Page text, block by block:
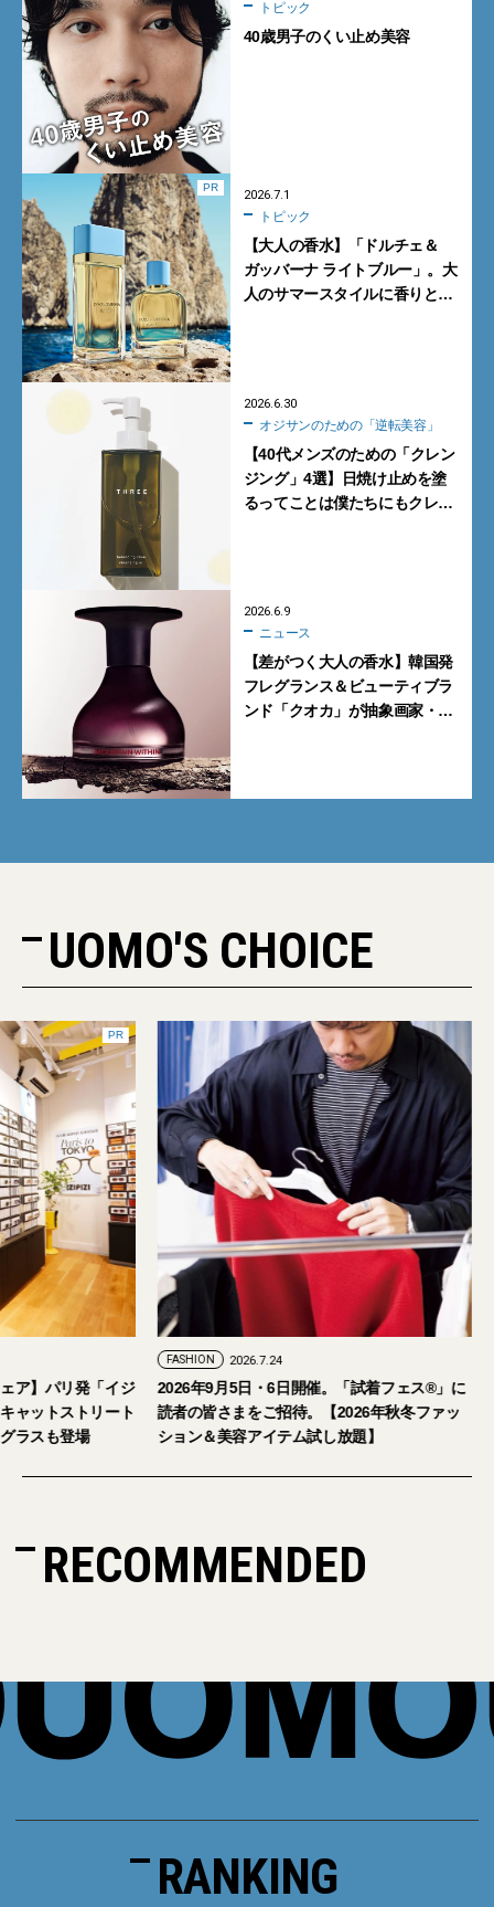
トピック
40歳男子のくい止め美容
PR
2026.7.1
トピック
【大人の香水】「ドルチェ＆
ガッバーナ ライトブルー」。大
人のサマースタイルに香りとい
2026.6.30
オジサンのための「逆転美容」
【40代メンズのための「クレン
ジング」4選】日焼け止めを塗
るってことは僕たちにもクレン
2026.6.9
ニュース
【差がつく大人の香水】韓国発
フレグランス＆ビューティブラ
ンド「クオカ」が抽象画家・劉
UOMO'S CHOICE
PR
ア】パリ発「イジ
ャットストリート
ラスも登場
FASHION 2026.7.24
2026年9月5日・6日開催。「試着フェス®︎」に
読者の皆さまをご招待。【2026年秋冬ファッ
ション＆美容アイテム試し放題】
RECOMMENDED
RANKING